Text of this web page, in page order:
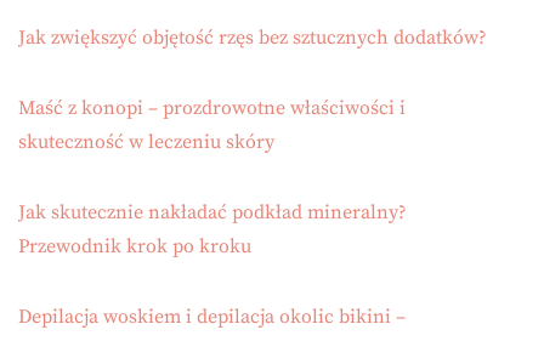
Jak zwiększyć objętość rzęs bez sztucznych dodatków?
Maść z konopi – prozdrowotne właściwości i
skuteczność w leczeniu skóry
Jak skutecznie nakładać podkład mineralny?
Przewodnik krok po kroku
Depilacja woskiem i depilacja okolic bikini –